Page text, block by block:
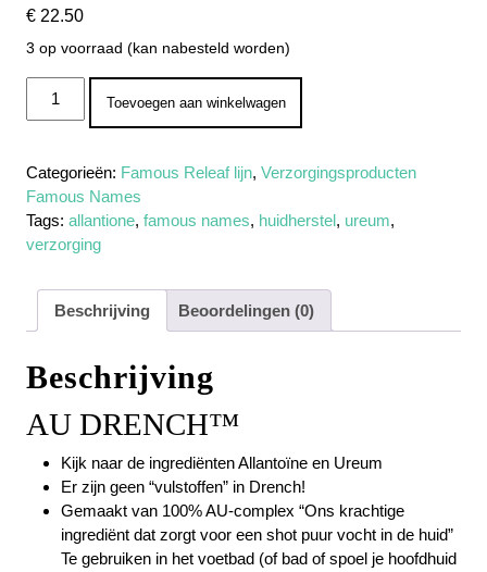
€ 22.50
3 op voorraad (kan nabesteld worden)
Toevoegen aan winkelwagen
Categorieën: Famous Releaf lijn, Verzorgingsproducten
Famous Names
Tags: allantione, famous names, huidherstel, ureum,
verzorging
Beschrijving Beoordelingen (0)
Beschrijving
AU DRENCH™
Kijk naar de ingrediënten Allantoïne en Ureum
Er zijn geen “vulstoffen” in Drench!
Gemaakt van 100% AU-complex “Ons krachtige
ingrediënt dat zorgt voor een shot puur vocht in de huid”
Te gebruiken in het voetbad (of bad of spoel je hoofdhuid